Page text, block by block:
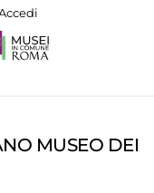
MUSEO DEI